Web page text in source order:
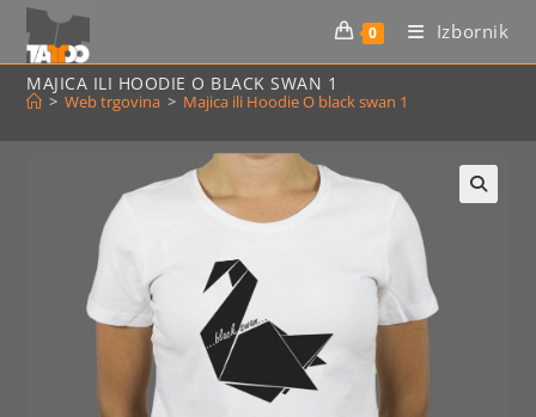
Preskoči
sadržaj
0 Izbornik
MAJICA ILI HOODIE O BLACK SWAN 1
> Web trgovina > Majica ili Hoodie O black swan 1